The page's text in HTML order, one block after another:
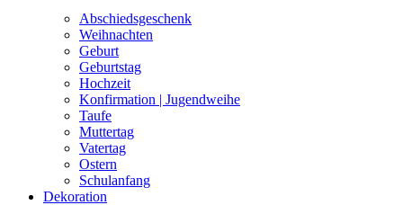
Abschiedsgeschenk
Weihnachten
Geburt
Geburtstag
Hochzeit
Konfirmation | Jugendweihe
Taufe
Muttertag
Vatertag
Ostern
Schulanfang
Dekoration